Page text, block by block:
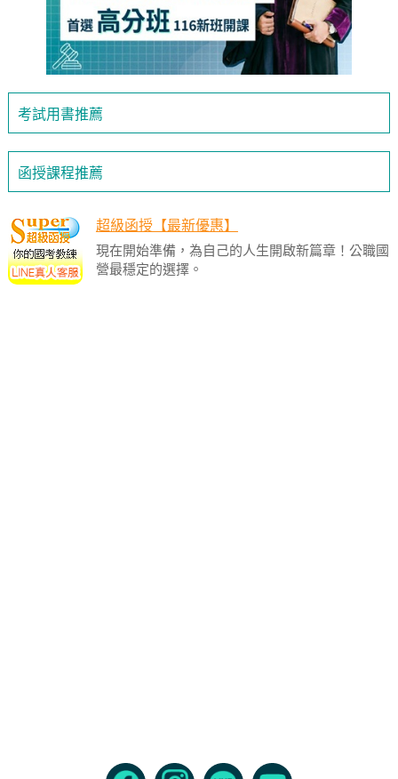
考試用書推薦
函授課程推薦
超級函授【最新優惠】
現在開始準備，為自己的人生開啟新篇章！公職國
營最穩定的選擇。